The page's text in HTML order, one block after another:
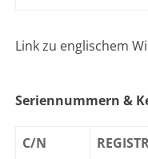
Link zu englischem
Seriennummern &
C/N